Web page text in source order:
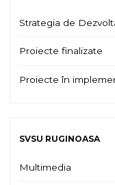
Strategia de
Proiecte finalizate
Proiecte în
SVSU RUGINOASA
Multimedia